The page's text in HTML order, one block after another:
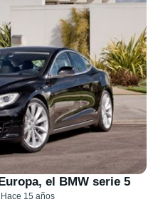
el BMW serie 5
Hace 15 años